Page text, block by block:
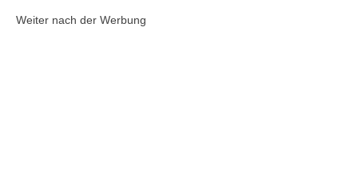
Weiter nach der Werbung